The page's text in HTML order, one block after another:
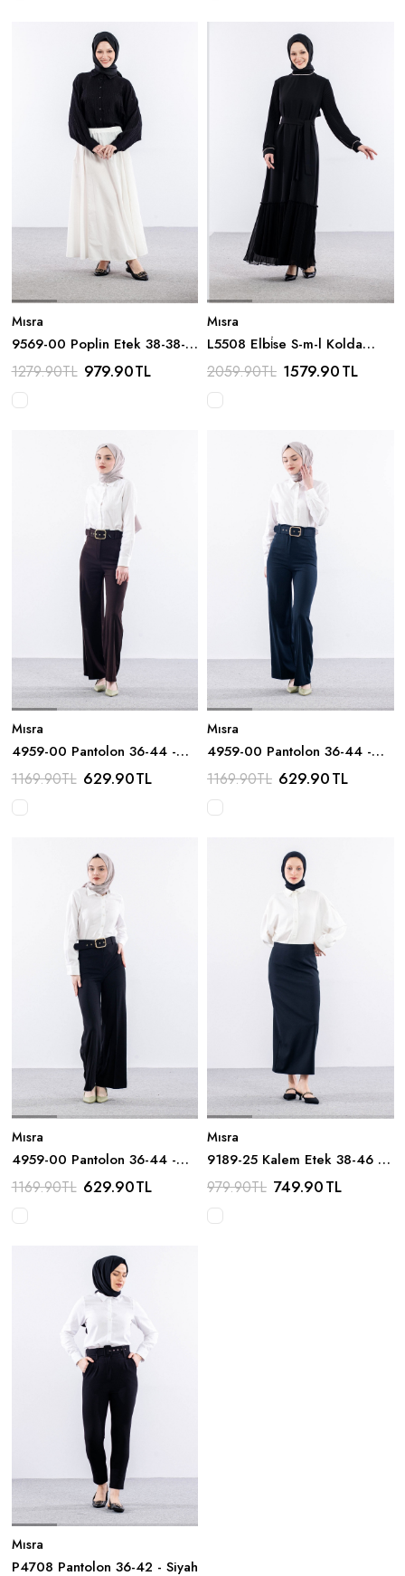
Mısra
9569-00 Poplin Etek 38-38-
40-40 - Ekru
1279.90TL 979.90TL
Mısra
L5508 Elbi̇se S-m-l Kolda
Plise Detay - Siyah
2059.90TL 1579.90TL
Mısra
4959-00 Pantolon 36-44 -
Kahve
1169.90TL 629.90TL
Mısra
4959-00 Pantolon 36-44 -
Lacivert
1169.90TL 629.90TL
Mısra
4959-00 Pantolon 36-44 -
Siyah
1169.90TL 629.90TL
Mısra
9189-25 Kalem Etek 38-46 -
Siyah -
979.90TL 749.90TL
Mısra
P4708 Pantolon 36-42 - Siyah